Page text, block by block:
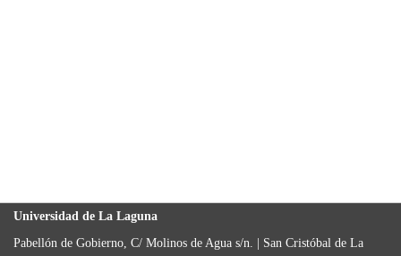
Universidad de La Laguna
Pabellón de Gobierno, C/ Molinos de Agua s/n. | San Cristóbal de La